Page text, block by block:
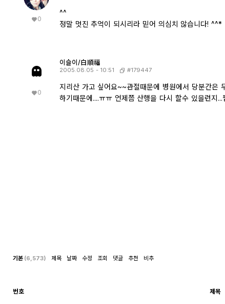
0
^^
정말 멋진 추억이 되시리라 믿어 의심치 않습니다! ^^*
0
이슬이/白順福
2005.08.05 - 10:51 #179447
지리산 가고 싶어요~~관절때문에 병원에서 당분간은
하기때문에....ㅠㅠ 언제쯤 산행을 다시 할수 있을런지...
기본 (6,573) 제목 날짜 수정 조회 댓글 추천 비추
번호 제목